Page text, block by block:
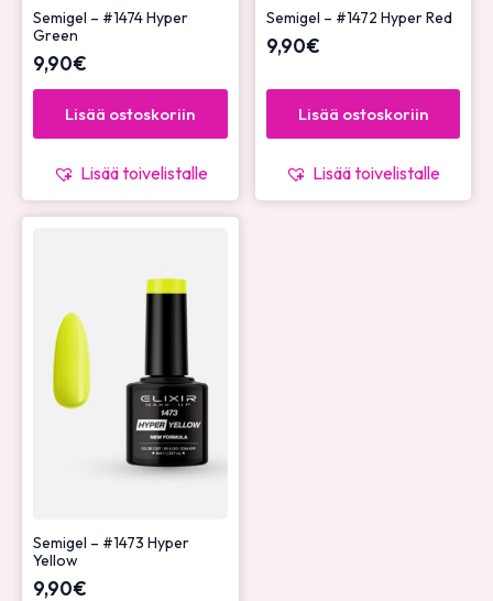
Semigel – #1474 Hyper
Green
9,90€
Lisää ostoskoriin
Lisää toivelistalle
Semigel – #1472 Hyper Red
9,90€
Lisää ostoskoriin
Lisää toivelistalle
Semigel – #1473 Hyper
Yellow
9,90€